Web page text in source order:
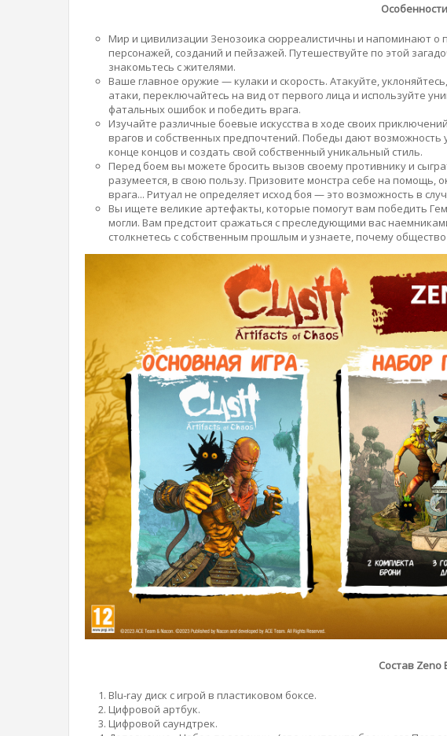
Мир и цивилизации Зенозоика сюрреалистичны и напоминают о
персонажей, созданий и пейзажей. Путешествуйте по этой
знакомьтесь с жителями.
Ваше главное оружие — кулаки и скорость. Атакуйте,
атаки, переключайтесь на вид от первого лица и используйте
фатальных ошибок и победить врага.
Изучайте различные боевые искусства в ходе своих
врагов и собственных предпочтений. Победы дают
конце концов и создать свой собственный уникальный стиль.
Перед боем вы можете бросить вызов своему противнику и
разумеется, в свою пользу. Призовите монстра себе на
врага... Ритуал не определяет исход боя — это возможность в
Вы ищете великие артефакты, которые помогут вам победить
могли. Вам предстоит сражаться с преследующими вас
столкнетесь с собственным прошлым и узнаете, почему
Состав Zeno
Blu-ray диск с игрой в пластиковом боксе.
Цифровой артбук.
Цифровой саундтрек.